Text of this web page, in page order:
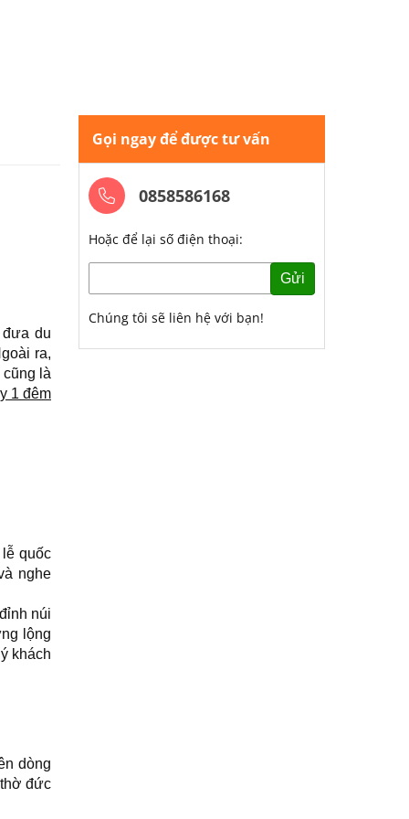
du
ra,
là
1 đêm
quốc
nghe
núi
lộng
khách
dòng
đức
Gọi ngay để được tư vấn
0858586168
Hoặc để lại số điện thoại:
Gửi
Chúng tôi sẽ liên hệ với bạn!